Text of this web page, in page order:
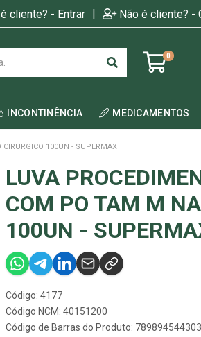
cliente? - Entrar | Não é cliente? -
0
INCONTINÊNCIA MEDICAMENTOS
100UN - SUPERMAX
LUVA
COM PO TAM M
100UN -
Código: 4177
Código NCM: 40151200
Código de Barras do Produto: